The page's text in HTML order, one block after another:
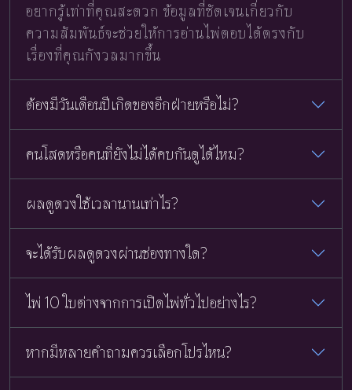
อยากรู้เท่าที่คุณสะดวก ข้อมูลที่ชัดเจนเกี่ยวกับ
ความสัมพันธ์จะช่วยให้การอ่านไพ่ตอบได้ตรงกับ
เรื่องที่คุณกังวลมากขึ้น
ต้องมีวันเดือนปีเกิดของอีกฝ่ายหรือไม่?
คนโสดหรือคนที่ยังไม่ได้คบกันดูได้ไหม?
ผลดูดวงใช้เวลานานเท่าไร?
จะได้รับผลดูดวงผ่านช่องทางใด?
ไพ่ 10 ใบต่างจากการเปิดไพ่ทั่วไปอย่างไร?
หากมีหลายคำถามควรเลือกโปรไหน?